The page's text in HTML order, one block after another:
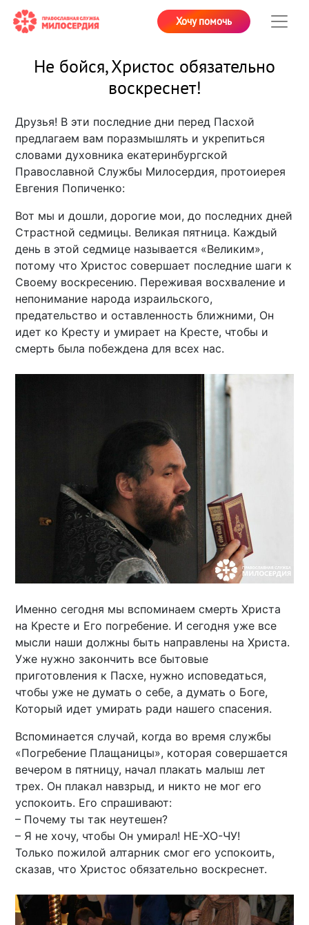
Хочу помочь
Не бойся, Христос обязательно
воскреснет!
Друзья! В эти последние дни перед Пасхой
предлагаем вам поразмышлять и укрепиться
словами духовника екатеринбургской
Православной Службы Милосердия, протоиерея
Евгения Попиченко:
Вот мы и дошли, дорогие мои, до последних дней
Страстной седмицы. Великая пятница. Каждый
день в этой седмице называется «Великим»,
потому что Христос совершает последние шаги к
Своему воскресению. Переживая восхваление и
непонимание народа израильского,
предательство и оставленность ближними, Он
идет ко Кресту и умирает на Кресте, чтобы и
смерть была побеждена для всех нас.
Именно сегодня мы вспоминаем смерть Христа
на Кресте и Его погребение. И сегодня уже все
мысли наши должны быть направлены на Христа.
Уже нужно закончить все бытовые
приготовления к Пасхе, нужно исповедаться,
чтобы уже не думать о себе, а думать о Боге,
Который идет умирать ради нашего спасения.
Вспоминается случай, когда во время службы
«Погребение Плащаницы», которая совершается
вечером в пятницу, начал плакать малыш лет
трех. Он плакал навзрыд, и никто не мог его
успокоить. Его спрашивают:
– Почему ты так неутешен?
– Я не хочу, чтобы Он умирал! НЕ-ХО-ЧУ!
Только пожилой алтарник смог его успокоить,
сказав, что Христос обязательно воскреснет.